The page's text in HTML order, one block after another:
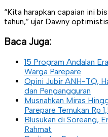
“Kita harapkan capaian ini
tahun,” ujar Dawny
Baca Juga:
15 Program Andalan
Warga Parepare
Opini Jubir ANH-TQ,
dan Pengangguran
Musnahkan Miras
Parepare Temukan Rp
Blusukan di Soreang,
Rahmat